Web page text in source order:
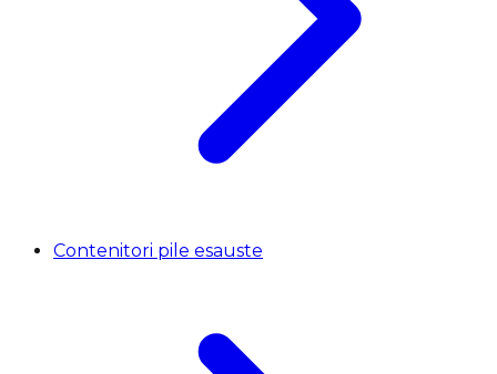
Contenitori pile esauste